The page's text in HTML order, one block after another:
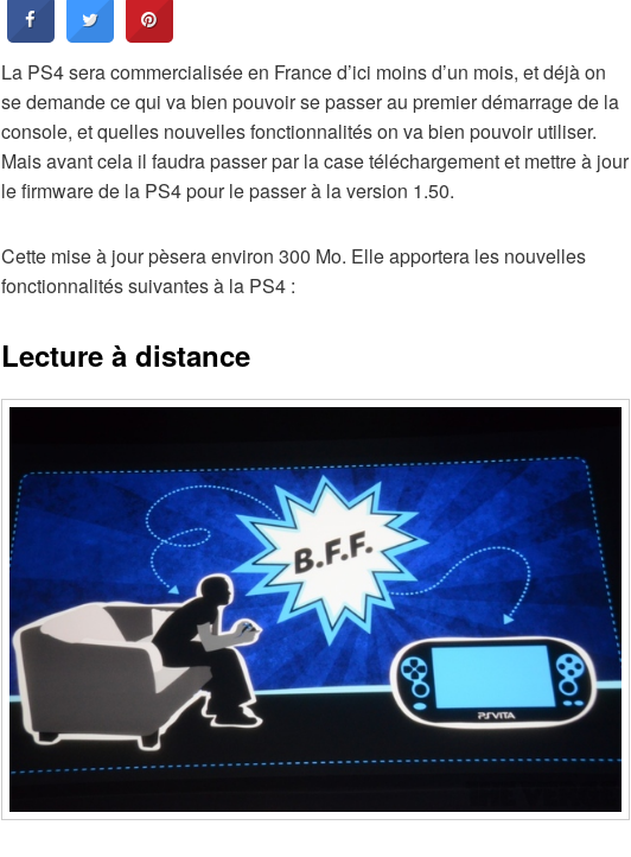
La PS4 sera commercialisée en France d’ici moins d’un mois, et déjà on
se demande ce qui va bien pouvoir se passer au premier démarrage de la
console, et quelles nouvelles fonctionnalités on va bien pouvoir utiliser.
Mais avant cela il faudra passer par la case téléchargement et mettre à jour
le firmware de la PS4 pour le passer à la version 1.50.
Cette mise à jour pèsera environ 300 Mo. Elle apportera les nouvelles
fonctionnalités suivantes à la PS4 :
Lecture à distance